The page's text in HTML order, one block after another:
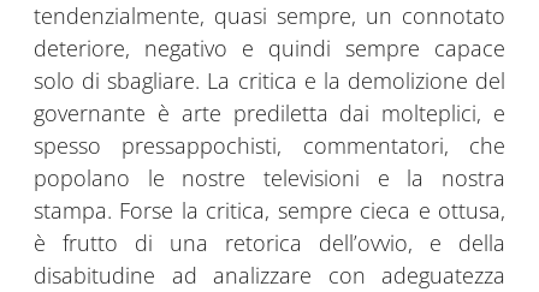
tendenzialmente, quasi sempre, un connotato
deteriore, negativo e quindi sempre capace
solo di sbagliare. La critica e la demolizione del
governante è arte prediletta dai molteplici, e
spesso pressappochisti, commentatori, che
popolano le nostre televisioni e la nostra
stampa. Forse la critica, sempre cieca e ottusa,
è frutto di una retorica dell’ovvio, e della
disabitudine ad analizzare con adeguatezza